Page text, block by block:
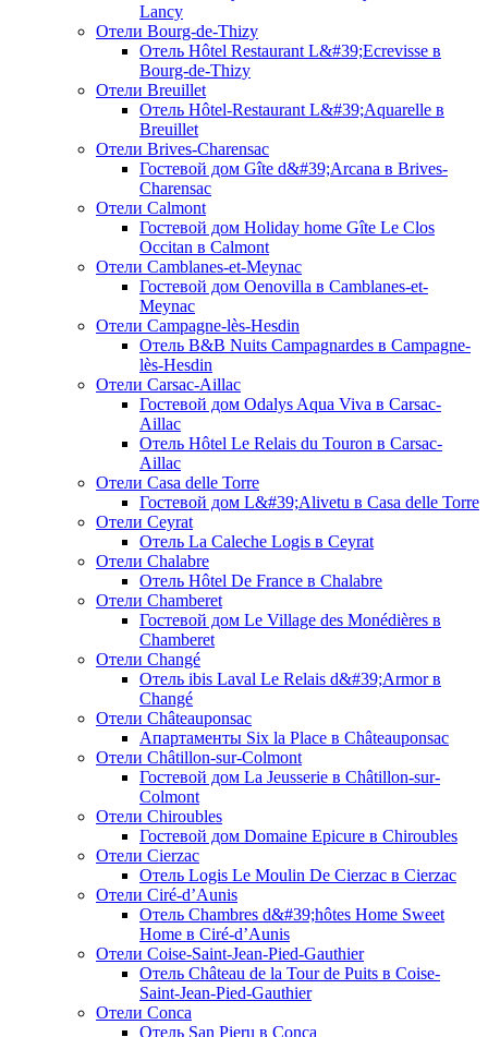
Lancy
Отели Bourg-de-Thizy
Отель Hôtel Restaurant L&#39;Ecrevisse в
Bourg-de-Thizy
Отели Breuillet
Отель Hôtel-Restaurant L&#39;Aquarelle в
Breuillet
Отели Brives-Charensac
Гостевой дом Gîte d&#39;Arcana в Brives-
Charensac
Отели Calmont
Гостевой дом Holiday home Gîte Le Clos
Occitan в Calmont
Отели Camblanes-et-Meynac
Гостевой дом Oenovilla в Camblanes-et-
Meynac
Отели Campagne-lès-Hesdin
Отель B&B Nuits Campagnardes в Campagne-
lès-Hesdin
Отели Carsac-Aillac
Гостевой дом Odalys Aqua Viva в Carsac-
Aillac
Отель Hôtel Le Relais du Touron в Carsac-
Aillac
Отели Casa delle Torre
Гостевой дом L&#39;Alivetu в Casa delle Torre
Отели Ceyrat
Отель La Caleche Logis в Ceyrat
Отели Chalabre
Отель Hôtel De France в Chalabre
Отели Chamberet
Гостевой дом Le Village des Monédières в
Chamberet
Отели Changé
Отель ibis Laval Le Relais d&#39;Armor в
Changé
Отели Châteauponsac
Апартаменты Six la Place в Châteauponsac
Отели Châtillon-sur-Colmont
Гостевой дом La Jeusserie в Châtillon-sur-
Colmont
Отели Chiroubles
Гостевой дом Domaine Epicure в Chiroubles
Отели Cierzac
Отель Logis Le Moulin De Cierzac в Cierzac
Отели Ciré-dʼAunis
Отель Chambres d&#39;hôtes Home Sweet
Home в Ciré-dʼAunis
Отели Coise-Saint-Jean-Pied-Gauthier
Отель Château de la Tour de Puits в Coise-
Saint-Jean-Pied-Gauthier
Отели Conca
Отель San Pieru в Conca